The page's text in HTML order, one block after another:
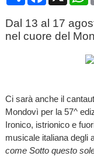
Dal 13 al 17
nel cuore del
Ci sarà anche il
Mondovì per la 57^
Ironico, istrionico e
musicale italiana degli
come Sotto questo